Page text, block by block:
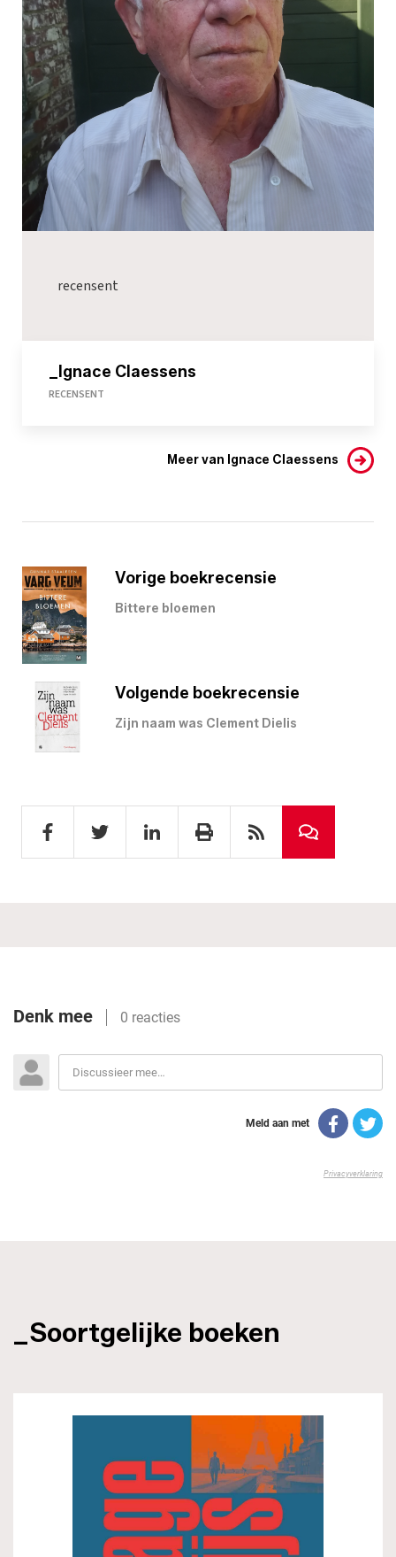
recensent
_Ignace Claessens
RECENSENT
Meer van Ignace Claessens
Vorige boekrecensie
Bittere bloemen
Volgende boekrecensie
Zijn naam was Clement Dielis
_Soortgelijke boeken